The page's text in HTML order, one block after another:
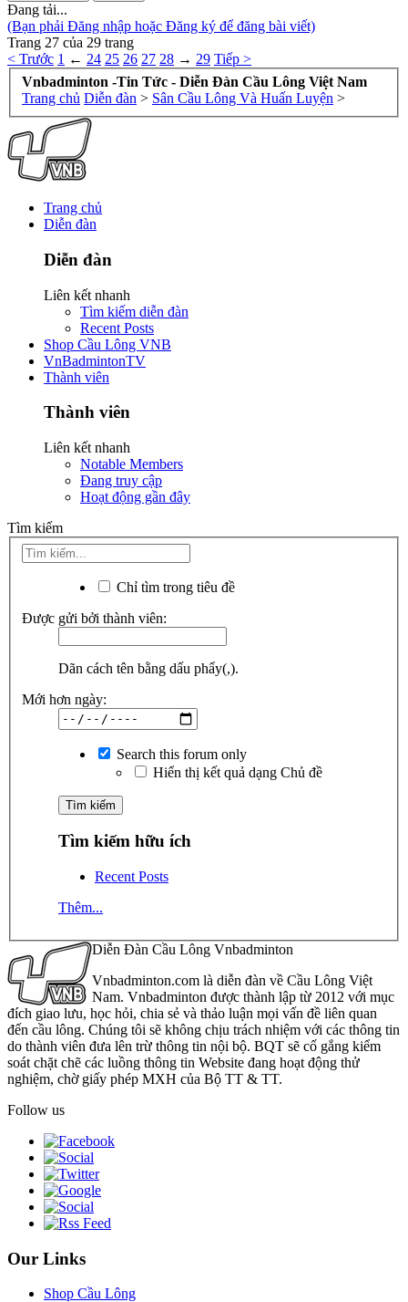
Đang tải...
(Bạn phải Đăng nhập hoặc Đăng ký để đăng bài viết)
Trang 27 của 29 trang
< Trước 1 ← 24 25 26 27 28 → 29 Tiếp >
Vnbadminton -Tin Tức - Diễn Đàn Cầu Lông Việt Nam
Trang chủ Diễn đàn > Sân Cầu Lông Và Huấn Luyện >
Trang chủ
Diễn đàn
Diễn đàn
Liên kết nhanh
Tìm kiếm diễn đàn
Recent Posts
Shop Cầu Lông VNB
VnBadmintonTV
Thành viên
Thành viên
Liên kết nhanh
Notable Members
Đang truy cập
Hoạt động gần đây
Tìm kiếm
Chỉ tìm trong tiêu đề
Được gửi bởi thành viên:
Dãn cách tên bằng dấu phẩy(,).
Mới hơn ngày:
Search this forum only
Hiển thị kết quả dạng Chủ đề
Tìm kiếm hữu ích
Recent Posts
Thêm...
Diễn Đàn Cầu Lông Vnbadminton
Vnbadminton.com là diễn đàn về Cầu Lông Việt
Nam. Vnbadminton được thành lập từ 2012 với mục
đích giao lưu, học hỏi, chia sẻ và thảo luận mọi vấn đề liên quan
đến cầu lông. Chúng tôi sẽ không chịu trách nhiệm với các thông tin
do thành viên đưa lên trừ thông tin nội bộ. BQT sẽ cố gắng kiểm
soát chặt chẽ các luồng thông tin Website đang hoạt động thử
nghiệm, chờ giấy phép MXH của Bộ TT & TT.
Follow us
Our Links
Shop Cầu Lông